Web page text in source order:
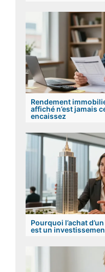
Rendement
affiché n’est jamais
encaissez
Pourquoi l’achat
est un